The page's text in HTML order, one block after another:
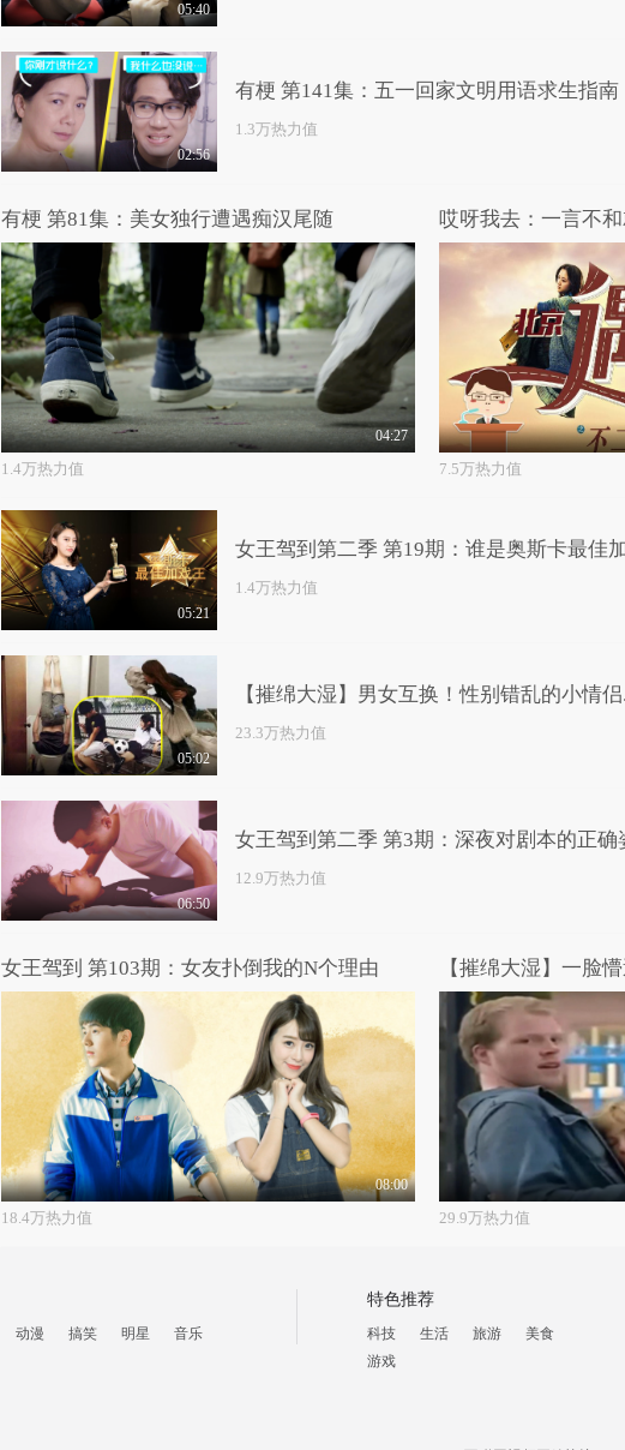
05:40
02:56
有梗 第141集：五一回家文明用语求生指南
1.3万热力值
有梗 第81集：美女独行遭遇痴汉尾随
04:27
1.4万热力值 7.5万热力值
05:21
女王驾到第二季 第19期：谁是奥斯卡最佳
1.4万热力值
05:02
【摧绵大湿】男女互换！性别错乱的小情
23.3万热力值
06:50
女王驾到第二季 第3期：深夜对剧本的正确
12.9万热力值
女王驾到 第103期：女友扑倒我的N个理由
08:00
18.4万热力值
【摧绵大湿】一脸
29.9万热力值
动漫 搞笑 明星 音乐
特色推荐
科技 生活 旅游
美食
游戏